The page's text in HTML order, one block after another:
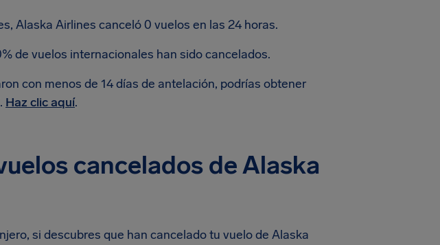
Alaska Airlines canceló 0 vuelos en las 24 horas.
de vuelos internacionales han sido cancelados.
con menos de 14 días de antelación, podrías obtener
Haz clic aquí.
cancelados de Alaska
si descubres que han cancelado tu vuelo de Alaska